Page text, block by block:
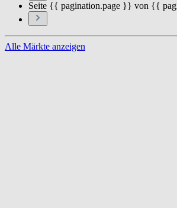
Seite {{ pagination.page }} von {{
Alle Märkte anzeigen